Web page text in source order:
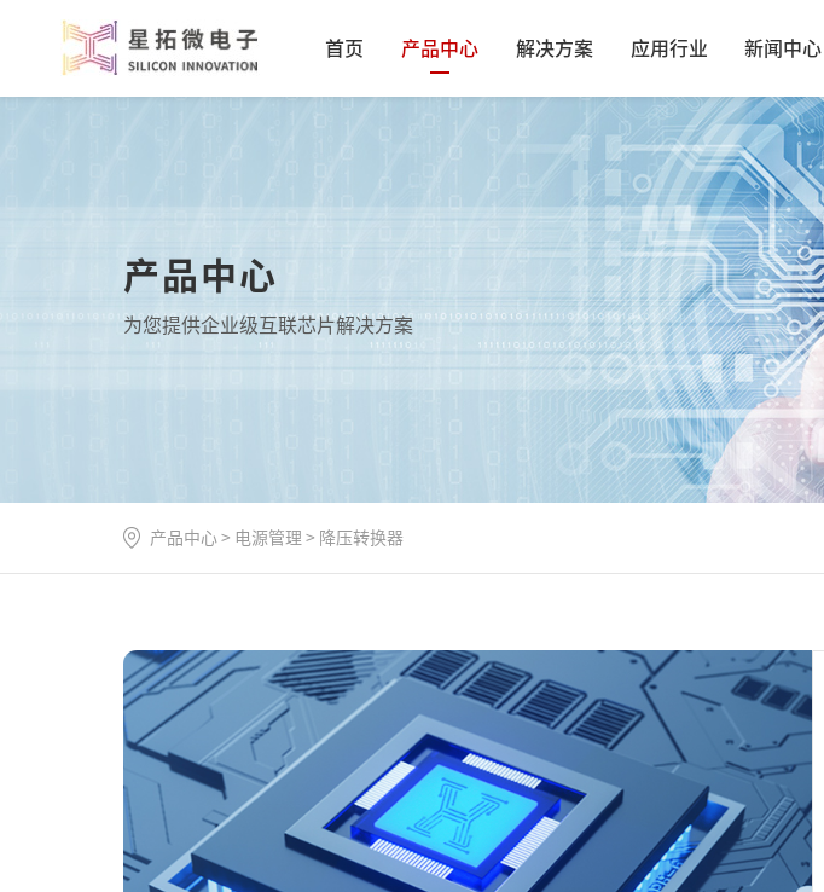
首页 产品中心 解决方案 应用行业 新闻中心
产品中心
为您提供企业级互联芯片解决方案
产品中心 > 电源管理 > 降压转换器